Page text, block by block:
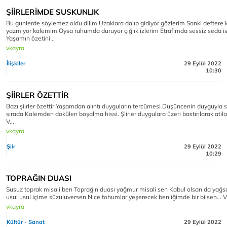
ŞİİRLERİMDE SUSKUNLIK
Bu günlerde söylemez oldu dilim Uzaklara dalıp gidiyor gözlerim Sanki deftere
yazmıyor kalemim Oysa ruhumda duruyor çığlık izlerim Etrafımda sessiz seda
Yaşamın özetini ..
vkayra
İlişkiler
29 Eylül 2022
10:30
ŞİİRLER ÖZETTİR
Bazı şiirler özettir Yaşamdan alıntı duyguların tercümesi Düşüncenin duyguyla
sırada Kalemden dökülen boşalma hissi. Şiirler duygulara üzeri bastırılarak
V...
vkayra
Şiir
29 Eylül 2022
10:29
TOPRAĞIN DUASI
Susuz toprak misali ben Toprağın duası yağmur misali sen Kabul olsan da
usul usul içime süzülüversen Nice tohumlar yeşerecek benliğimde bir bilsen...
vkayra
Kültür - Sanat
29 Eylül 2022